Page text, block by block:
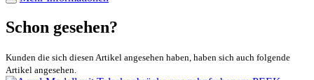
Schon gesehen?
Kunden die sich diesen Artikel angesehen haben, haben sich auch folgende
Artikel angesehen.